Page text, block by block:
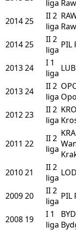
liga
201425 II2
liga
201425 II2
liga PIL
201324 I 1
liga LUB
201324 II2
liga
201223 II2
liga
KRO
2011 22 II2
liga
KRA
201021 II2
liga LOD
200920 II2
liga PIL
2008 19 I 1
liga
BYD